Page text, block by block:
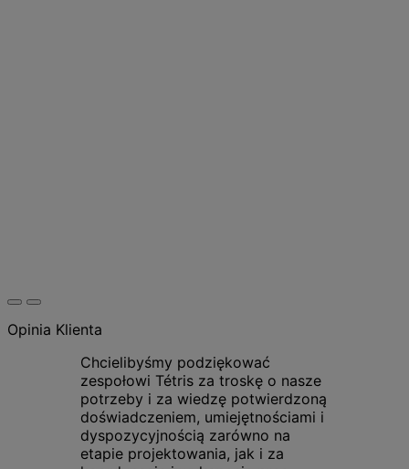
Opinia Klienta
Chcielibyśmy podziękować
zespołowi Tétris za troskę o nasze
potrzeby i za wiedzę potwierdzoną
doświadczeniem, umiejętnościami i
dyspozycyjnością zarówno na
etapie projektowania, jak i za